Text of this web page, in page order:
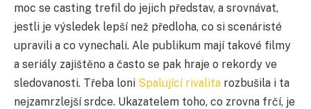
moc se casting trefil do jejich představ, a srovnávat,
jestli je výsledek lepší než předloha, co si scenáristé
upravili a co vynechali. Ale publikum mají takové filmy
a seriály zajištěno a často se pak hraje o rekordy ve
sledovanosti. Třeba loni Spalující rivalita rozbušila i ta
nejzamrzlejší srdce. Ukazatelem toho, co zrovna frčí, je